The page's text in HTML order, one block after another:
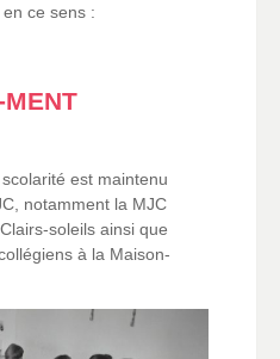
ce sens :
MENT
est maintenu
notamment la MJC
soleils ainsi que
à la Maison-